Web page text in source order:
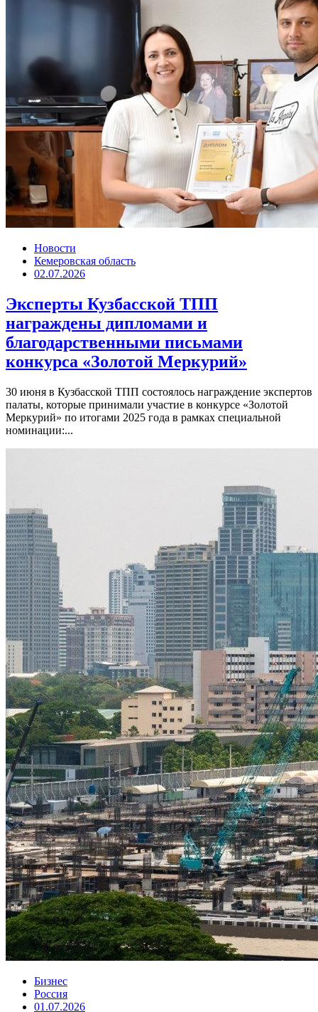
Новости
Кемеровская область
02.07.2026
Эксперты Кузбасской ТПП
награждены дипломами и
благодарственными письмами
конкурса «Золотой Меркурий»
30 июня в Кузбасской ТПП состоялось награждение экспертов
палаты, которые принимали участие в конкурсе «Золотой
Меркурий» по итогами 2025 года в рамках специальной
номинации:...
Бизнес
Россия
01.07.2026